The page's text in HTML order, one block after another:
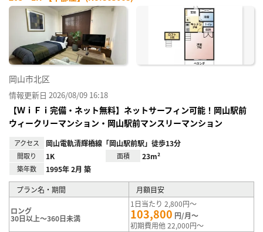
に入
岡山市北区
情報更新日 2026/08/09 16:18
【ＷｉＦｉ完備・ネット無料】ネットサーフィン可能！岡山駅前
ウィークリーマンション・岡山駅前マンスリーマンション
アクセス 岡山電軌清輝橋線「岡山駅前駅」徒歩13分
間取り 1K 面積 23m²
築年数 1995年 2月 築
プラン名・期間 月額目安
ロング
30日以上～360日未満
1日当たり 2,800円～
103,800 円/月～
初期費用他 22,000円～